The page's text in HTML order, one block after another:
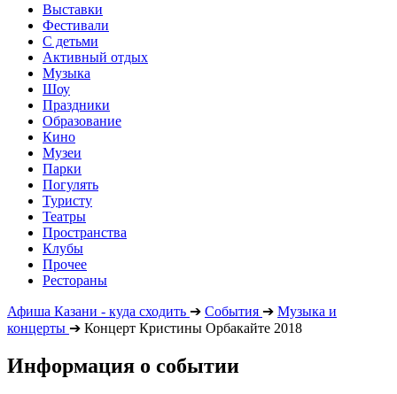
Выставки
Фестивали
С детьми
Активный отдых
Музыка
Шоу
Праздники
Образование
Кино
Музеи
Парки
Погулять
Туристу
Театры
Пространства
Клубы
Прочее
Рестораны
Афиша Казани - куда сходить ➔ События ➔ Музыка и
концерты ➔ Концерт Кристины Орбакайте 2018
Информация о событии